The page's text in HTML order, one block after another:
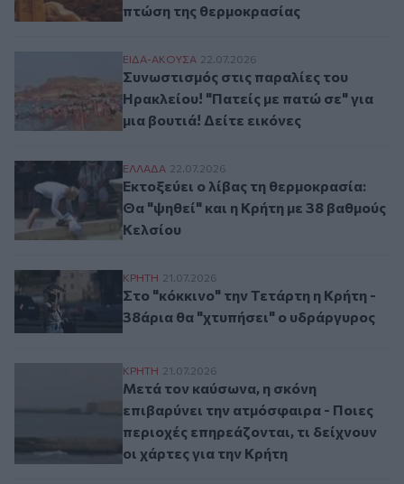
πτώση της θερμοκρασίας
Συνωστισμός στις παραλίες του
ΕΙΔΑ-ΑΚΟΥΣΑ 22.07.2026
Συνωστισμός στις παραλίες του
Ηρακλείου! "Πατείς με πατώ σε" για
μια βουτιά! Δείτε εικόνες
Εκτοξεύει ο λίβας τη θερμοκρασία: Θα
ΕΛΛAΔΑ 22.07.2026
Εκτοξεύει ο λίβας τη θερμοκρασία:
Θα "ψηθεί" και η Κρήτη με 38 βαθμούς
Κελσίου
Στo "κόκκινo" την Τετάρτη η Κρήτη -
ΚΡΗΤΗ 21.07.2026
Στo "κόκκινo" την Τετάρτη η Κρήτη -
38άρια θα "χτυπήσει" ο υδράργυρος
Μετά τον καύσωνα, η σκόνη επιβαρύνει
ΚΡΗΤΗ 21.07.2026
Μετά τον καύσωνα, η σκόνη
επιβαρύνει την ατμόσφαιρα - Ποιες
περιοχές επηρεάζονται, τι δείχνουν
οι χάρτες για την Κρήτη